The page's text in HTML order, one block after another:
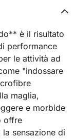
è il risultato
performance
le attività ad
"indossare
maglia,
e morbide
offre
sensazione di